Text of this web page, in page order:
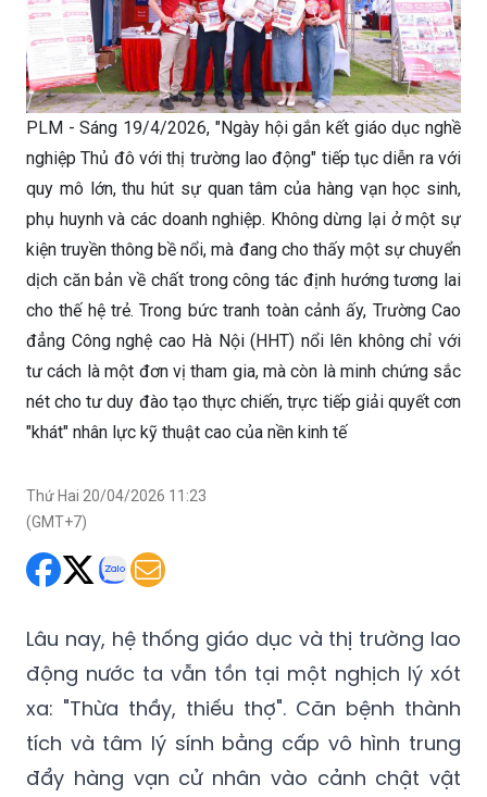
PLM - Sáng 19/4/2026, "Ngày hội gắn kết giáo dục nghề
nghiệp Thủ đô với thị trường lao động" tiếp tục diễn ra với
quy mô lớn, thu hút sự quan tâm của hàng vạn học sinh,
phụ huynh và các doanh nghiệp. Không dừng lại ở một sự
kiện truyền thông bề nổi, mà đang cho thấy một sự chuyển
dịch căn bản về chất trong công tác định hướng tương lai
cho thế hệ trẻ. Trong bức tranh toàn cảnh ấy, Trường Cao
đẳng Công nghệ cao Hà Nội (HHT) nổi lên không chỉ với
tư cách là một đơn vị tham gia, mà còn là minh chứng sắc
nét cho tư duy đào tạo thực chiến, trực tiếp giải quyết cơn
"khát" nhân lực kỹ thuật cao của nền kinh tế
Thứ Hai 20/04/2026 11:23
(GMT+7)
Lâu nay, hệ thống giáo dục và thị trường lao
động nước ta vẫn tồn tại một nghịch lý xót
xa: "Thừa thầy, thiếu thợ". Căn bệnh thành
tích và tâm lý sính bằng cấp vô hình trung
đẩy hàng vạn cử nhân vào cảnh chật vật